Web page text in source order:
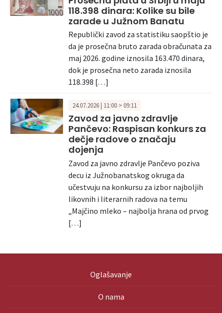
118.398 dinara: Kolike su bile
zarade u Južnom Banatu
Republički zavod za statistiku saopštio je
da je prosečna bruto zarada obračunata za
maj 2026. godine iznosila 163.470 dinara,
dok je prosečna neto zarada iznosila
118.398 […]
24.07.2026 | 11:00 > 09:11
Zavod za javno zdravlje
Pančevo: Raspisan konkurs za
dečje radove o značaju
dojenja
Zavod za javno zdravlje Pančevo poziva
decu iz Južnobanatskog okruga da
učestvuju na konkursu za izbor najboljih
likovnih i literarnih radova na temu
„Majčino mleko – najbolja hrana od prvog
[…]
Oglašavanje
O nama